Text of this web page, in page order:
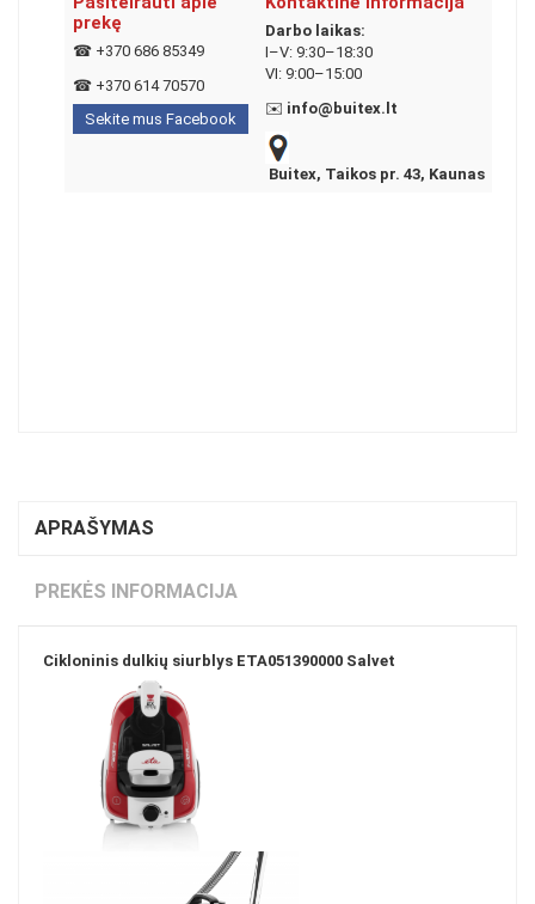
prekę
☎ +370 686 85349
☎ +370 614 70570
Sekite mus Facebook
Darbo laikas:
I–V: 9:30–18:30
VI: 9:00–15:00
✉️ info@buitex.lt
Buitex, Taikos pr. 43, Kaunas
APRAŠYMAS
PREKĖS INFORMACIJA
Cikloninis dulkių siurblys ETA051390000 Salvet